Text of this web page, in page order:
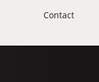
Contact